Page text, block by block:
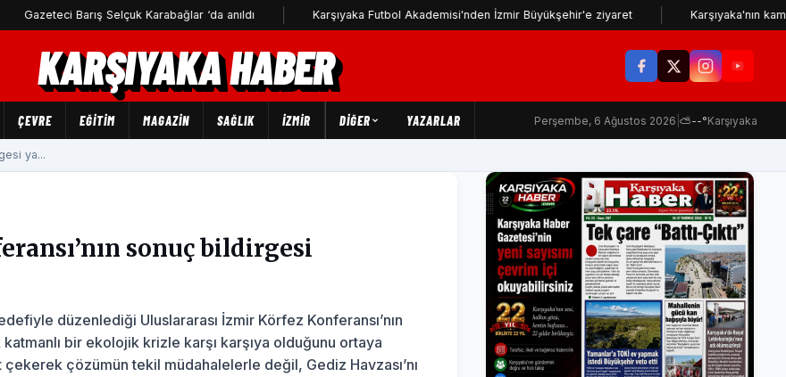
Barış Selçuk Karabağlar ‘da anıldı Karşıyaka Futbol Akademisi'nden İzmir Büyükşehir'e ziyaret Karşıyaka'nın kamp
KARŞIYAKA HABER
ÇEVRE EĞİTİM MAGAZİN SAĞLIK İZMİR DIĞER YAZARLAR Perşembe, 6 Ağustos 2026 ⛅--°Karşıyaka
ya...
sonuç bildirgesi
düzenlediği Uluslararası İzmir Körfez Konferansı’nın
bir ekolojik krizle karşı karşıya olduğunu ortaya
çözümün tekil müdahalelerle değil, Gediz Havzası’nı